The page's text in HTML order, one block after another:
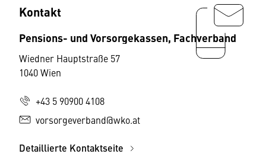
Kontakt
Pensions- und Vorsorgekassen, Fachverband
Wiedner Hauptstraße 57
1040 Wien
+43 5 90900 4108
vorsorgeverband@wko.at
Detaillierte Kontaktseite